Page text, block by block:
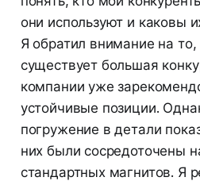
они используют и каковы
Я обратил внимание на
существует большая
компании уже
устойчивые позиции.
погружение в детали
них были сосредоточены
стандартных магнитов. Я